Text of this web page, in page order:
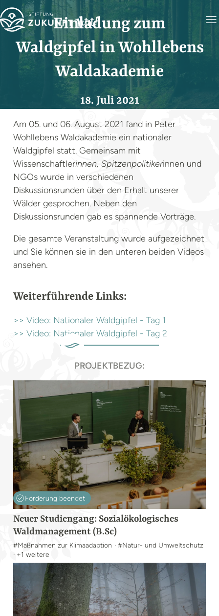
Foto: Lukasz Szmigiel
Einladung zum
Waldgipfel in Wohllebens
Waldakademie
18. Juli 2021
Am 05. und 06. August 2021 fand in Peter
Wohllebens Waldakademie ein nationaler
Waldgipfel statt. Gemeinsam mit
Wissenschaftlerinnen, Spitzenpolitikerinnen und
NGOs wurde in verschiedenen
Diskussionsrunden über den Erhalt unserer
Wälder gesprochen. Neben den
Diskussionsrunden gab es spannende Vorträge.
Die gesamte Veranstaltung wurde aufgezeichnet
und Sie können sie in den unteren beiden Videos
ansehen.
Weiterführende Links:
>> Video: Nationaler Waldgipfel - Tag 1
>> Video: Nationaler Waldgipfel - Tag 2
PROJEKTBEZUG:
Förderung beendet
Neuer Studiengang: Sozialökologisches
Waldmanagement (B.Sc)
#Maßnahmen zur Klimaadaption · #Natur- und Umweltschutz
· +1 weitere